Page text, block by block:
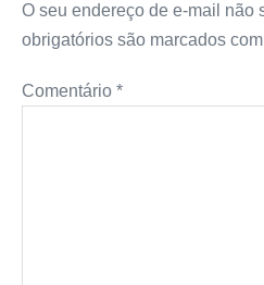
O seu endereço de e-mail não
obrigatórios são marcados com
Comentário *